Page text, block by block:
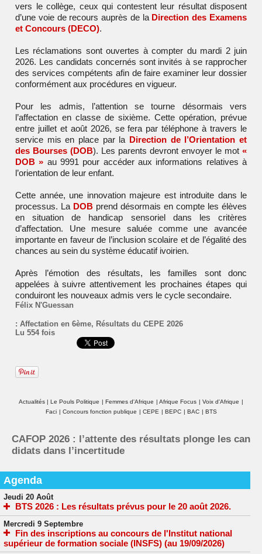
vers le collège, ceux qui contestent leur résultat disposent
d’une voie de recours auprès de la Direction des Examens
et Concours (DECO).
Les réclamations sont ouvertes à compter du mardi 2 juin
2026. Les candidats concernés sont invités à se rapprocher
des services compétents afin de faire examiner leur dossier
conformément aux procédures en vigueur.
Pour les admis, l’attention se tourne désormais vers
l’affectation en classe de sixième. Cette opération, prévue
entre juillet et août 2026, se fera par téléphone à travers le
service mis en place par la Direction de l’Orientation et
des Bourses (DOB). Les parents devront envoyer le mot «
DOB » au 9991 pour accéder aux informations relatives à
l’orientation de leur enfant.
Cette année, une innovation majeure est introduite dans le
processus. La DOB prend désormais en compte les élèves
en situation de handicap sensoriel dans les critères
d’affectation. Une mesure saluée comme une avancée
importante en faveur de l’inclusion scolaire et de l’égalité des
chances au sein du système éducatif ivoirien.
Après l’émotion des résultats, les familles sont donc
appelées à suivre attentivement les prochaines étapes qui
conduiront les nouveaux admis vers le cycle secondaire.
Félix N'Guessan
: Affectation en 6ème, Résultats du CEPE 2026
Lu 554 fois
Actualités | Le Pouls Politique | Femmes d'Afrique | Afrique Focus | Voix d'Afrique |
Faci | Concours fonction publique | CEPE | BEPC | BAC | BTS
CAFOP 2026 : l’attente des résultats plonge les can
didats dans l’incertitude
Agenda
Jeudi 20 Août
BTS 2026 : Les résultats prévus pour le 20 août 2026.
Mercredi 9 Septembre
Fin des inscriptions au concours de l'Institut national
supérieur de formation sociale (INSFS) (au 19/09/2026)